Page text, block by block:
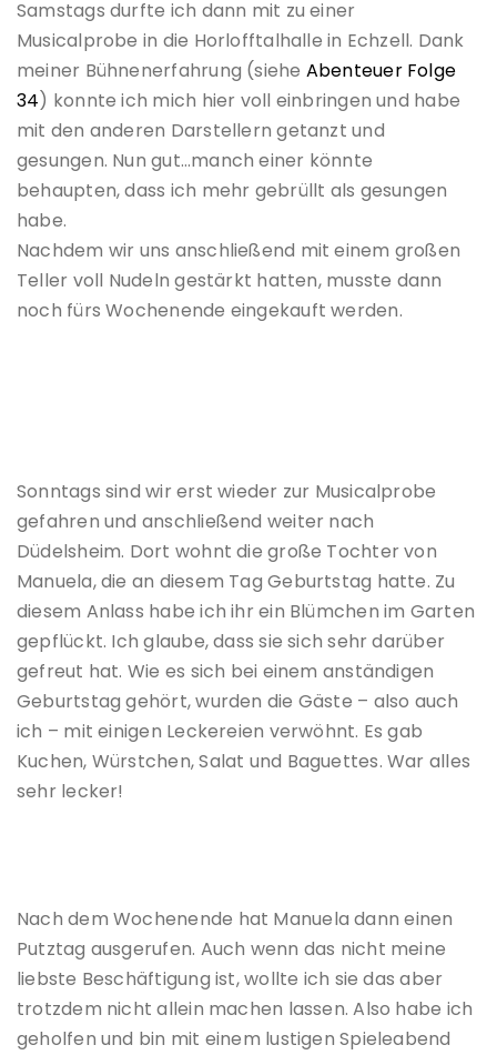
Samstags durfte ich dann mit zu einer
Musicalprobe in die Horlofftalhalle in Echzell. Dank
meiner Bühnenerfahrung (siehe Abenteuer Folge
34) konnte ich mich hier voll einbringen und habe
mit den anderen Darstellern getanzt und
gesungen. Nun gut…manch einer könnte
behaupten, dass ich mehr gebrüllt als gesungen
habe.
Nachdem wir uns anschließend mit einem großen
Teller voll Nudeln gestärkt hatten, musste dann
noch fürs Wochenende eingekauft werden.
Sonntags sind wir erst wieder zur Musicalprobe
gefahren und anschließend weiter nach
Düdelsheim. Dort wohnt die große Tochter von
Manuela, die an diesem Tag Geburtstag hatte. Zu
diesem Anlass habe ich ihr ein Blümchen im Garten
gepflückt. Ich glaube, dass sie sich sehr darüber
gefreut hat. Wie es sich bei einem anständigen
Geburtstag gehört, wurden die Gäste – also auch
ich – mit einigen Leckereien verwöhnt. Es gab
Kuchen, Würstchen, Salat und Baguettes. War alles
sehr lecker!
Nach dem Wochenende hat Manuela dann einen
Putztag ausgerufen. Auch wenn das nicht meine
liebste Beschäftigung ist, wollte ich sie das aber
trotzdem nicht allein machen lassen. Also habe ich
geholfen und bin mit einem lustigen Spieleabend